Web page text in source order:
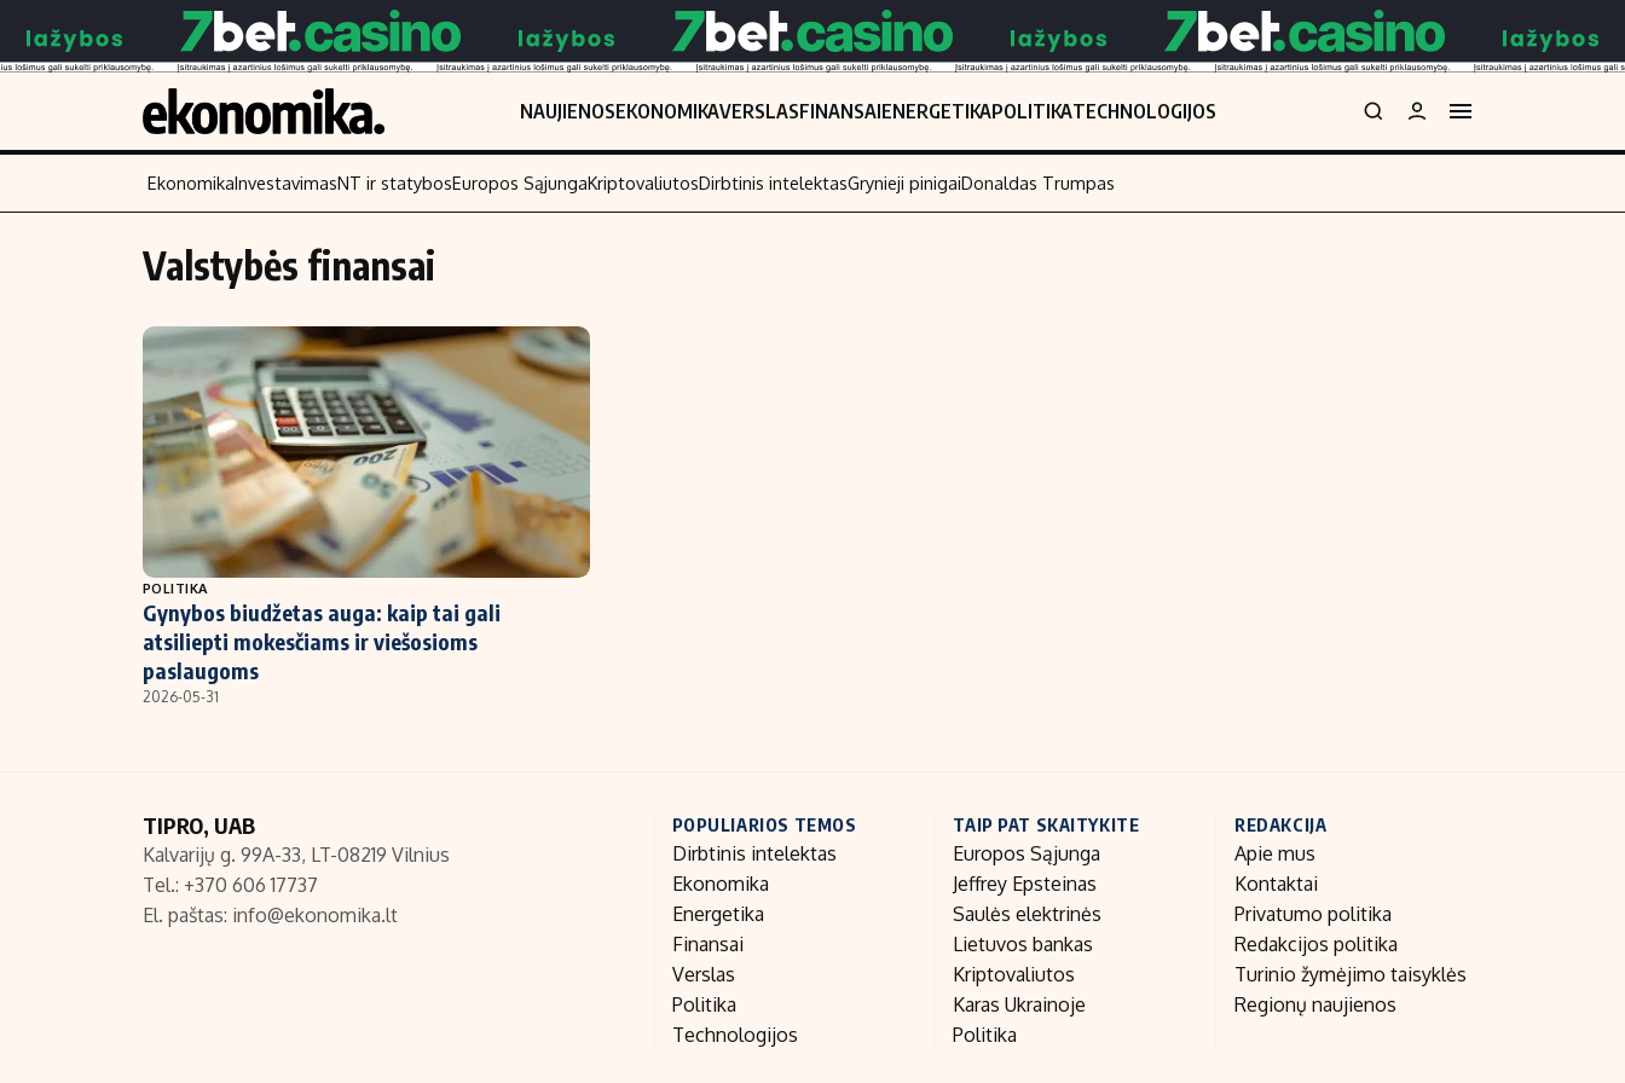
NAUJIENOSEKONOMIKAVERSLASFINANSAIENERGETIKAPOLITIKATECHNOLOGIJOS
Turinys
Naujienos
Aplinka
Verslas
Energetika
Ekonomika
NT ir statybos
Skaitykite
Finansai
Įmonės
Žemės ūkis
Technologijos
Laisvalaikis
EkonomikaInvestavimasNT ir statybosEuropos SąjungaKriptovaliutosDirbtinis intelektasGrynieji pinigaiDonaldas Trumpas
Valstybės finansai
POLITIKA
Gynybos biudžetas auga: kaip tai gali
atsiliepti mokesčiams ir viešosioms
paslaugoms
2026-05-31
TIPRO, UAB
Kalvarijų g. 99A-33, LT-08219 Vilnius
Tel.: +370 606 17737
El. paštas: info@ekonomika.lt
POPULIARIOS TEMOS
Dirbtinis intelektas
Ekonomika
Energetika
Finansai
Verslas
Politika
Technologijos
TAIP PAT SKAITYKITE
Europos Sąjunga
Jeffrey Epsteinas
Saulės elektrinės
Lietuvos bankas
Kriptovaliutos
Karas Ukrainoje
Politika
REDAKCIJA
Apie mus
Kontaktai
Privatumo politika
Redakcijos politika
Turinio žymėjimo taisyklės
Regionų naujienos